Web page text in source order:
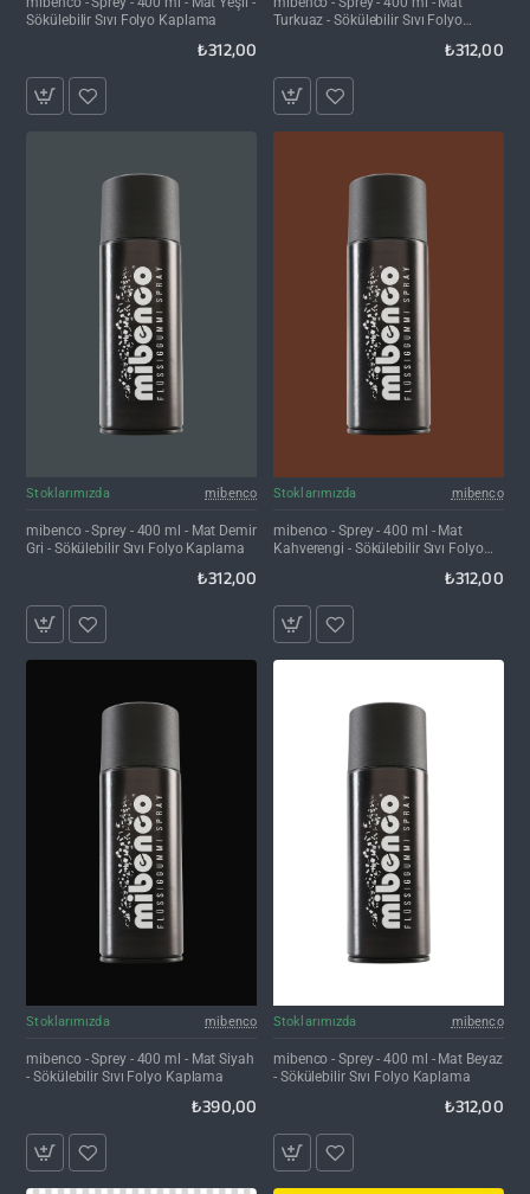
Sökülebilir Sıvı Folyo Kaplama
₺312,00
Turkuaz - Sökülebilir Sıvı Folyo
₺312,00
Stoklarımızda mibenco
mibenco - Sprey - 400 ml - Mat Demir
Gri - Sökülebilir Sıvı Folyo Kaplama
₺312,00
Stoklarımızda mibenco
mibenco - Sprey - 400 ml - Mat
Kahverengi - Sökülebilir Sıvı Folyo
₺312,00
Stoklarımızda mibenco
mibenco - Sprey - 400 ml - Mat Siyah
- Sökülebilir Sıvı Folyo Kaplama
₺390,00
Stoklarımızda mibenco
mibenco - Sprey - 400 ml - Mat Beyaz
- Sökülebilir Sıvı Folyo Kaplama
₺312,00